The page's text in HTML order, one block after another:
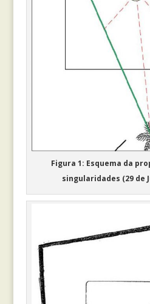
Figura 1: Esquema da
singularidades (29 de